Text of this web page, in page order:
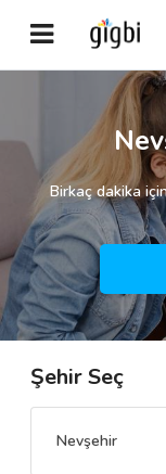
Anasayfa
Giriş Yap
Kayıt Ol
Kategoriler
🎈 Biz Kimiz?
Birkaç dakika
Şehir Seç
Nevşehir